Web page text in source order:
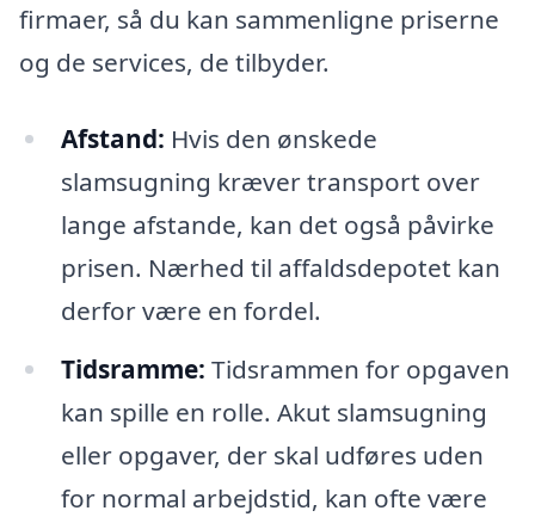
firmaer, så du kan sammenligne priserne
og de services, de tilbyder.
Afstand: Hvis den ønskede
slamsugning kræver transport over
lange afstande, kan det også påvirke
prisen. Nærhed til affaldsdepotet kan
derfor være en fordel.
Tidsramme: Tidsrammen for opgaven
kan spille en rolle. Akut slamsugning
eller opgaver, der skal udføres uden
for normal arbejdstid, kan ofte være